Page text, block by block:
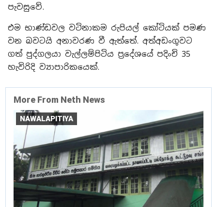
පැවසුවේ.
එම භාණ්ඩවල වටිනාකම රුපියල් කෝටියක් පමණ
වන බවටයි අනාවරණ වී ඇත්තේ. අත්අඩංගුවට
ගත් පුද්ගලයා වැල්ලම්පිටිය ප්‍රදේශයේ පදිංචි 35
හැවිරිදි ව්‍යාපාරිකයෙක්.
More From Neth News
NAWALAPITIYA